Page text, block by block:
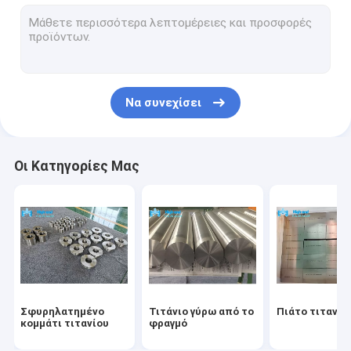
δίσκος τιτανίου
Ζιρκόνιο γύρω από το φραγμό
Σωλήνες τιτανίου
τοποθέτηση σωληνώσεων τιτανίου
Να συνεχίσει
Οι Κατηγορίες Μας
Σφυρηλατημένο
κομμάτι τιτανίου
Τιτάνιο γύρω από το
φραγμό
Πιάτο